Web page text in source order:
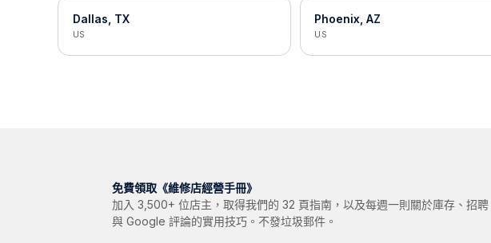
Dallas, TX
US
Phoenix, AZ
US
免費領取《維修店經營手冊》
加入 3,500+ 位店主，取得我們的 32 頁指南，以及每週一則關於庫存、招聘
與 Google 評論的實用技巧。不發垃圾郵件。